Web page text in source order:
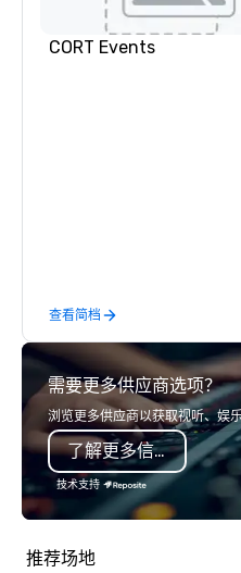
CORT Events
查看简档
需要更多供应商选项？
浏览更多供应商以获取视听、娱
了解更多信息
技术支持
推荐场地